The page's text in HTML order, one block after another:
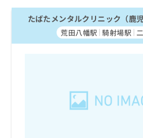
たばたメンタルクリニック（鹿
荒田八幡駅 騎射場駅